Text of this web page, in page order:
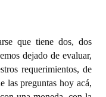
que tiene dos, dos
dejado de evaluar,
requerimientos, de
las preguntas hoy acá,